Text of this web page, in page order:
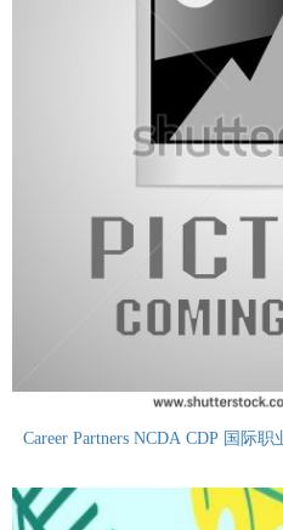
Career Partners NCDA CDP 国际